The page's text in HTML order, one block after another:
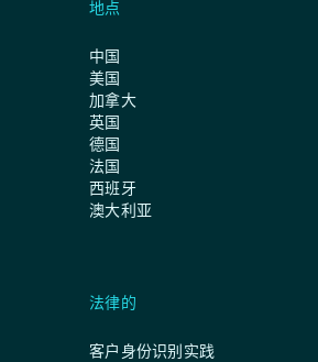
地点
中国
美国
加拿大
英国
德国
法国
西班牙
澳大利亚
法律的
客户身份识别实践